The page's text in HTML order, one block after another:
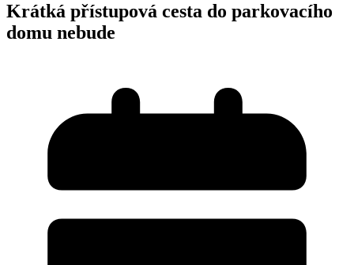
Krátká přístupová cesta do parkovacího
domu nebude